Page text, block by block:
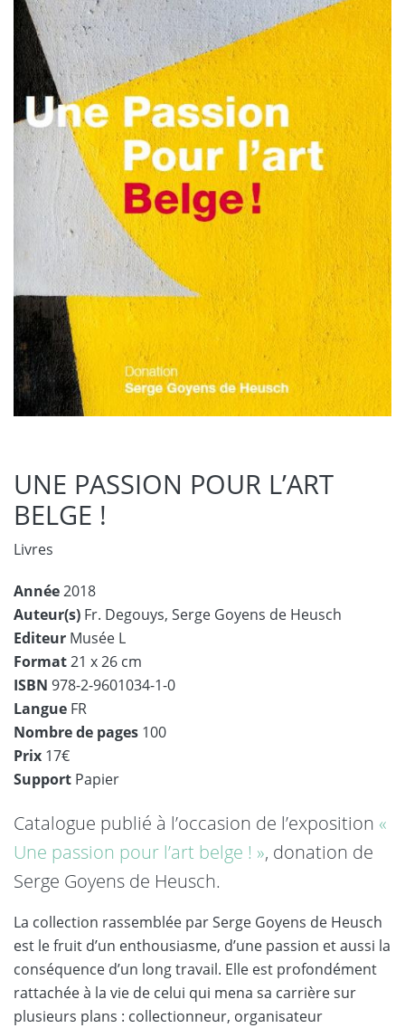
UNE PASSION POUR L’ART
BELGE !
Livres
Année2018
Auteur(s) Fr. Degouys, Serge Goyens de Heusch
Editeur Musée L
Format21 x 26 cm
ISBN 978-2-9601034-1-0
Langue FR
Nombre de pages 100
Prix 17€
Support Papier
Catalogue publié à l’occasion de l’exposition «
Une passion pour l’art belge ! », donation de
Serge Goyens de Heusch.
La collection rassemblée par Serge Goyens de Heusch
est le fruit d’un enthousiasme, d’une passion et aussi la
conséquence d’un long travail. Elle est profondément
rattachée à la vie de celui qui mena sa carrière sur
plusieurs plans : collectionneur, organisateur